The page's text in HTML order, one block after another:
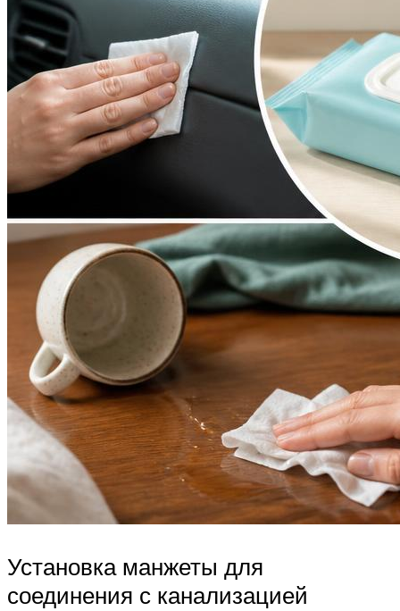
Установка манжеты для
соединения с канализацией